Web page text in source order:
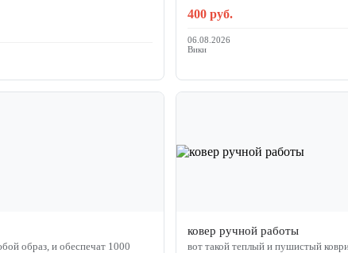
400 руб.
06.08.2026
Вики
ковер ручной работы
вот такой теплый и пушистый